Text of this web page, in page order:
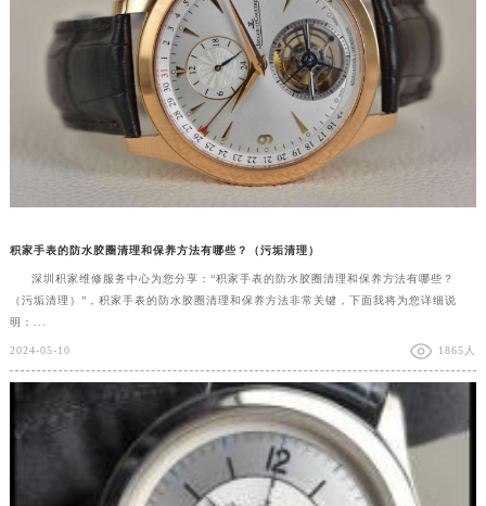
积家手表的防水胶圈清理和保养方法有哪些？（污垢清理）
深圳积家维修服务中心为您分享：“积家手表的防水胶圈清理和保养方法有哪些？
（污垢清理）”，积家手表的防水胶圈清理和保养方法非常关键，下面我将为您详细说
明：...
2024-05-10 1865人